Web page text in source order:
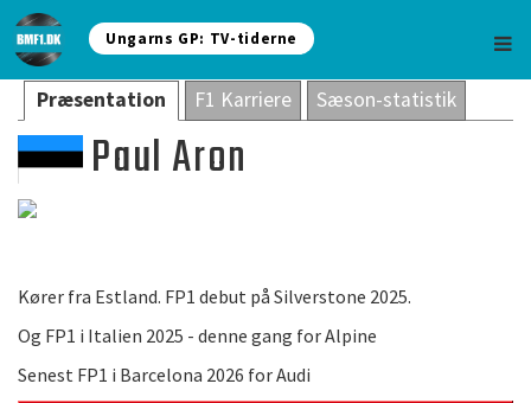
Ungarns GP: TV-tiderne
Præsentation F1 Karriere Sæson-statistik
Paul Aron
Kører fra Estland. FP1 debut på Silverstone 2025.
Og FP1 i Italien 2025 - denne gang for Alpine
Senest FP1 i Barcelona 2026 for Audi